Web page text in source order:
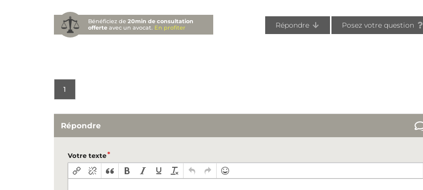
Bénéficiez de20min de consultation
offerte avec un avocat. En profiter Répondre Posez votre question
1
Répondre
Votre texte